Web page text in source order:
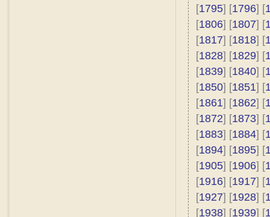
[1795] [1796] [
[1806] [1807] [
[1817] [1818] [
[1828] [1829] [
[1839] [1840] [
[1850] [1851] [
[1861] [1862] [
[1872] [1873] [
[1883] [1884] [
[1894] [1895] [
[1905] [1906] [
[1916] [1917] [
[1927] [1928] [
[1938] [1939] [